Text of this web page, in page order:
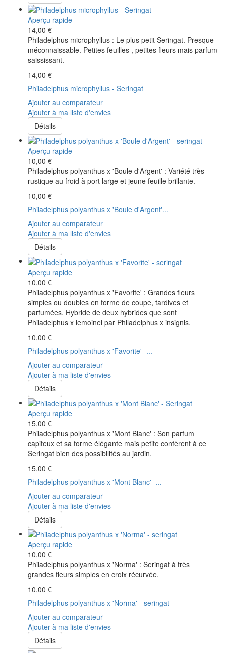
Aperçu rapide
14,00 €
Philadelphus microphyllus : Le plus petit Seringat. Presque
méconnaissable. Petites feuilles , petites fleurs mais parfum
saississant.
14,00 €
Philadelphus microphyllus - Seringat
Ajouter au comparateur
Ajouter à ma liste d'envies
Détails
Aperçu rapide
10,00 €
Philadelphus polyanthus x 'Boule d'Argent' : Variété très
rustique au froid à port large et jeune feuille brillante.
10,00 €
Philadelphus polyanthus x 'Boule d'Argent'...
Ajouter au comparateur
Ajouter à ma liste d'envies
Détails
Aperçu rapide
10,00 €
Philadelphus polyanthus x 'Favorite' : Grandes fleurs
simples ou doubles en forme de coupe, tardives et
parfumées. Hybride de deux hybrides que sont
Philadelphus x lemoinei par Philadelphus x insignis.
10,00 €
Philadelphus polyanthus x 'Favorite' -...
Ajouter au comparateur
Ajouter à ma liste d'envies
Détails
Aperçu rapide
15,00 €
Philadelphus polyanthus x 'Mont Blanc' : Son parfum
capiteux et sa forme élégante mais petite confèrent à ce
Seringat bien des possibilités au jardin.
15,00 €
Philadelphus polyanthus x 'Mont Blanc' -...
Ajouter au comparateur
Ajouter à ma liste d'envies
Détails
Aperçu rapide
10,00 €
Philadelphus polyanthus x 'Norma' : Seringat à très
grandes fleurs simples en croix récurvée.
10,00 €
Philadelphus polyanthus x 'Norma' - seringat
Ajouter au comparateur
Ajouter à ma liste d'envies
Détails